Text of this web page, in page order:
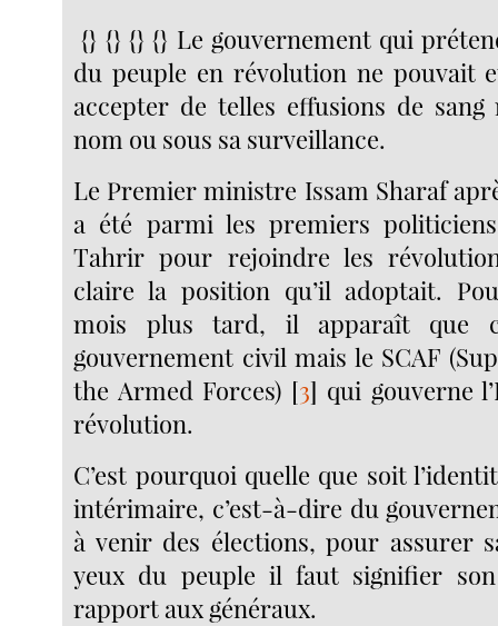
{} {} {} {} Le gouvernement qui
du peuple en révolution ne pouvait
accepter de telles effusions de sang
nom ou sous sa surveillance.
Le Premier ministre Issam Sharaf
a été parmi les premiers
Tahrir pour rejoindre les
claire la position qu’il adoptait.
mois plus tard, il apparaît que
gouvernement civil mais le SCAF
the Armed Forces) [3] qui gouverne
révolution.
C’est pourquoi quelle que soit
intérimaire, c’est-à-dire du
à venir des élections, pour assurer
yeux du peuple il faut signifier
rapport aux généraux.